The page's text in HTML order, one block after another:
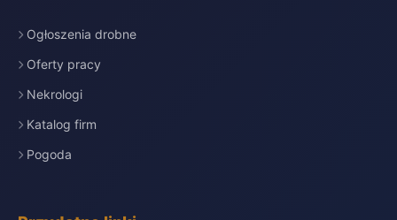
Ogłoszenia drobne
Oferty pracy
Nekrologi
Katalog firm
Pogoda